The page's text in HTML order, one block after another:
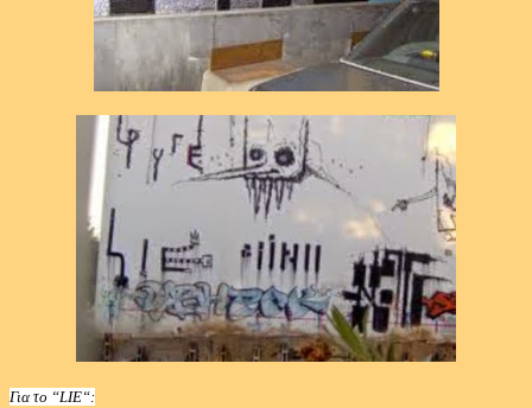
Για το “LIE“: